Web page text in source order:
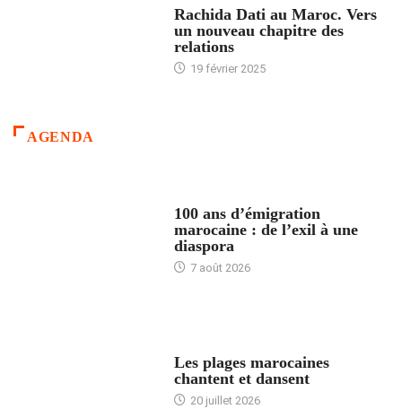
Rachida Dati au Maroc. Vers
un nouveau chapitre des
relations
19 février 2025
AGENDA
100 ans d’émigration
marocaine : de l’exil à une
diaspora
7 août 2026
Les plages marocaines
chantent et dansent
20 juillet 2026